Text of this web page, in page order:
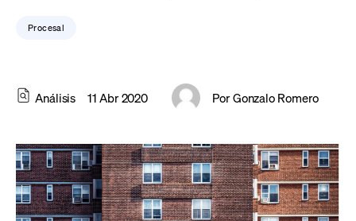
Procesal
Análisis 11 Abr 2020 PorGonzalo Romero